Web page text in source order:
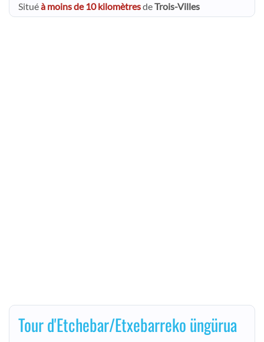
Situéà moins de 10 kilomètresdeTrois-Villes
Tour d'Etchebar/Etxebarreko üngürua